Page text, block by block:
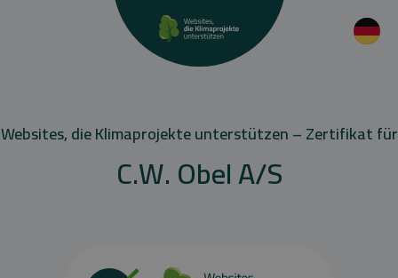
Websites, die Klimaprojekte unterstützen – Zertifikat für
C.W. Obel A/S